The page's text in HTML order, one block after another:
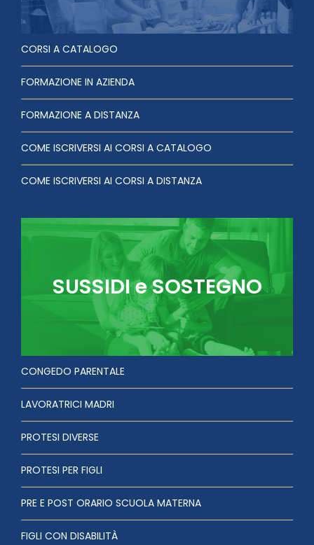
CORSI A CATALOGO
FORMAZIONE IN AZIENDA
FORMAZIONE A DISTANZA
COME ISCRIVERSI AI CORSI A CATALOGO
COME ISCRIVERSI AI CORSI A DISTANZA
SUSSIDI e SOSTEGNO
CONGEDO PARENTALE
LAVORATRICI MADRI
PROTESI DIVERSE
PROTESI PER FIGLI
PRE E POST ORARIO SCUOLA MATERNA
FIGLI CON DISABILITÀ